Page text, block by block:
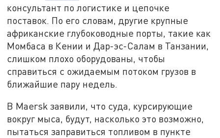
консультант по логистике и цепочке
поставок. По его словам, другие крупные
африканские глубоководные порты, такие как
Момбаса в Кении и Дар-эс-Салам в Танзании,
слишком плохо оборудованы, чтобы
справиться с ожидаемым потоком грузов в
ближайшие пару недель.
В Maersk заявили, что суда, курсирующие
вокруг мыса, будут, насколько это возможно,
пытаться заправиться топливом в пункте